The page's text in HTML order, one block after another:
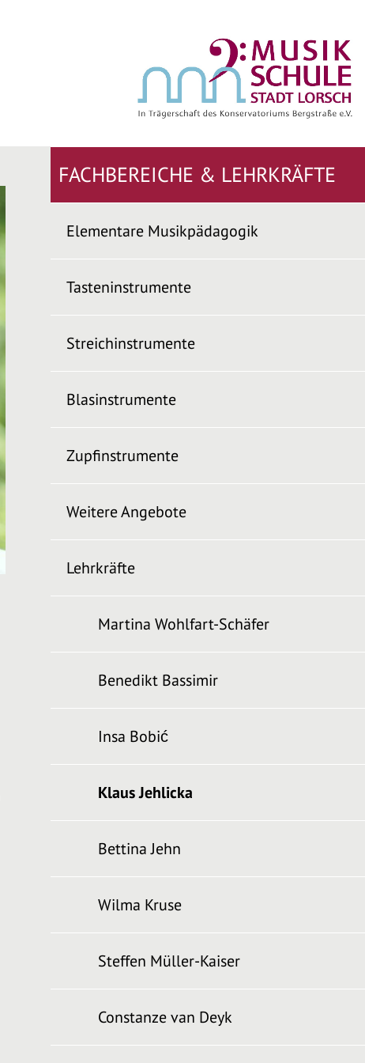
FACHBEREICHE & LEHRKRÄFTE
Elementare Musikpädagogik
Tasteninstrumente
Streichinstrumente
Blasinstrumente
Zupfinstrumente
Weitere Angebote
Lehrkräfte
Martina Wohlfart-Schäfer
Benedikt Bassimir
Insa Bobić
Klaus Jehlicka
Bettina Jehn
Wilma Kruse
Steffen Müller-Kaiser
Constanze van Deyk